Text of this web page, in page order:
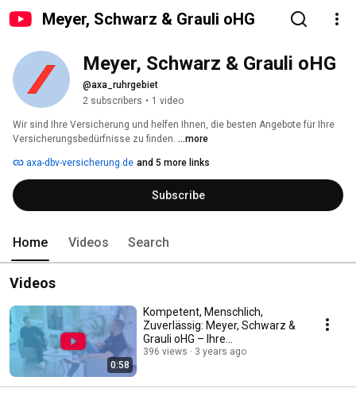
Meyer, Schwarz & Grauli oHG
Meyer, Schwarz & Grauli oHG
@axa_ruhrgebiet
2 subscribers • 1 video
Wir sind Ihre Versicherung und helfen Ihnen, die besten Angebote für Ihre
Versicherungsbedürfnisse zu finden. ...more
axa-dbv-versicherung.de and 5 more links
Subscribe
Home Videos Search
Videos
0:58
Kompetent, Menschlich,
Zuverlässig: Meyer, Schwarz &
Grauli oHG – Ihre
Versicherungspartner!
396 views 3 years ago